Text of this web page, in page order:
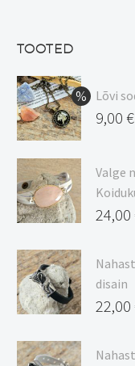
TOOTED
Lõvi
9,00 €
kuni
Valge
24,00
disain
22,00